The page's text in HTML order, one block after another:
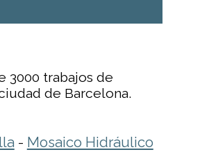
3000 trabajos de
de Barcelona.
- Mosaico Hidráulico